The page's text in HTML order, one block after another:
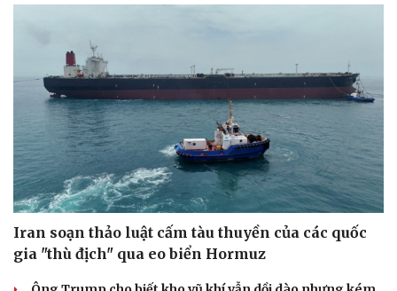
check-in
Cửa sổ tình yêu
Kể chuyện cho bé
Iran soạn thảo luật cấm tàu thuyền của các quốc
gia "thù địch" qua eo biển Hormuz